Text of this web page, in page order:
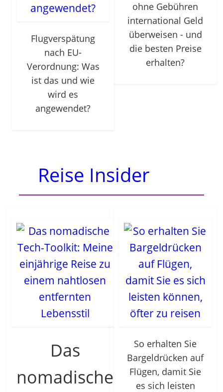
ohne Gebühren
international Geld
überweisen - und
die besten Preise
erhalten?
Flugverspätung
nach EU-
Verordnung: Was
ist das und wie
wird es
angewendet?
Reise Insider
Das
nomadische
So erhalten Sie
Bargeldrücken auf
Flügen, damit Sie
es sich leisten